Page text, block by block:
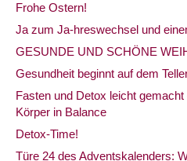
Frohe Ostern!
Ja zum Ja-hreswechsel und
GESUNDE UND SCHÖNE
Gesundheit beginnt auf dem
Fasten und Detox leicht
Körper in Balance
Detox-Time!
Türe 24 des Adventskalenders: